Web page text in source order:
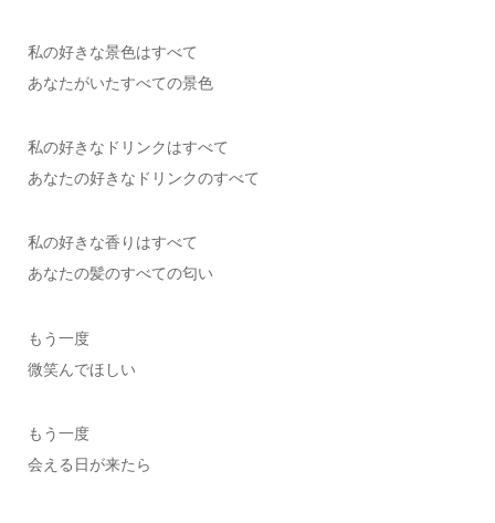
私の好きな景色はすべて
あなたがいたすべての景色
私の好きなドリンクはすべて
あなたの好きなドリンクのすべて
私の好きな香りはすべて
あなたの髪のすべての匂い
もう一度
微笑んでほしい
もう一度
会える日が来たら